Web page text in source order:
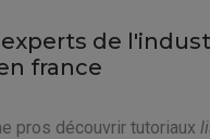
de
france
pros découvrir tutoriaux